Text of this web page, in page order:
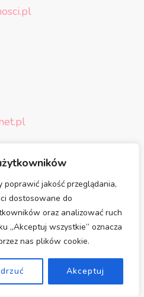
jakość przeglądania,
dostosowane do
oraz analizować ruch
„Akceptuj wszystkie” oznacza
nas plików cookie.
Akceptuj